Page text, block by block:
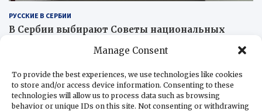
Manage Consent
To provide the best experiences, we use technologies like cookies
to store and/or access device information. Consenting to these
technologies will allow us to process data such as browsing
behavior or unique IDs on this site. Not consenting or withdrawing
РУССКИЕ В СЕРБИИ
В Сербии выбирают Советы национальных
RuSerbia.com
Сегодня в Сербии проходят выборы в Советы
национальных меньшинств. Правом голоса обладают
456 199 граждан страны,…